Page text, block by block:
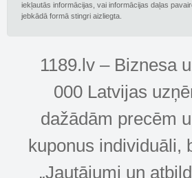
iekļautās informācijas, vai informācijas daļas
jebkādā formā stingri aizliegta.
1189.lv – Biznesa
000 Latvijas
dažādām precēm
kuponus individuāli,
„Jautājumi un